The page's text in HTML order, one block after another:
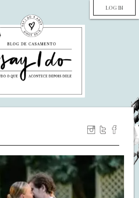
LOG IN
WILL YOU MARRY ME?
LUA DE MEL
COZINHA